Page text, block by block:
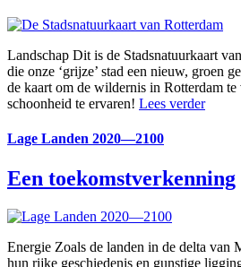
Landschap Dit is de Stadsnatuurkaart
die onze ‘grijze’ stad een nieuw, groen
de kaart om de wildernis in Rotterdam te
schoonheid te ervaren! Lees verder
Lage Landen 2020—2100
Een toekomstverkenning
Energie Zoals de landen in de delta van
hun rijke geschiedenis en gunstige